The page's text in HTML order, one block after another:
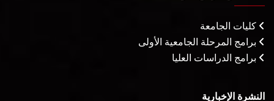
كليات الجامعة
برامج المرحلة الجامعية الأولى
برامج الدراسات العليا
النشرة الإخبارية